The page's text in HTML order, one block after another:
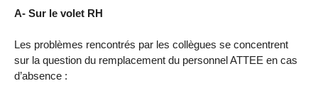
A- Sur le volet RH
Les problèmes rencontrés par les collègues se concentrent
sur la question du remplacement du personnel ATTEE en cas
d’absence :